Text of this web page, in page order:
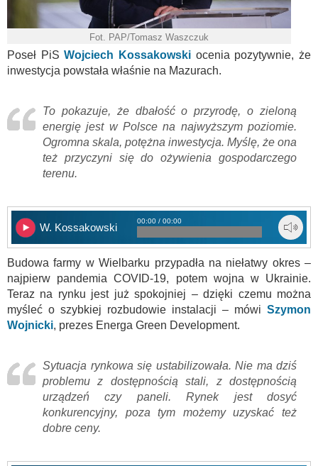
Fot. PAP/Tomasz Waszczuk
Poseł PiSWojciech Kossakowski ocenia pozytywnie, że
inwestycja powstała właśnie na Mazurach.
To pokazuje, że dbałość o przyrodę, o zieloną
energię jest w Polsce na najwyższym poziomie.
Ogromna skala, potężna inwestycja. Myślę, że ona
też przyczyni się do ożywienia gospodarczego
terenu.
W. Kossakowski
00:00 / 00:00
Budowa farmy w Wielbarku przypadła na niełatwy okres –
najpierw pandemia COVID-19, potem wojna w Ukrainie.
Teraz na rynku jest już spokojniej – dzięki czemu można
myśleć o szybkiej rozbudowie instalacji – mówi Szymon
Wojnicki, prezes Energa Green Development.
Sytuacja rynkowa się ustabilizowała. Nie ma dziś
problemu z dostępnością stali, z dostępnością
urządzeń czy paneli. Rynek jest dosyć
konkurencyjny, poza tym możemy uzyskać też
dobre ceny.